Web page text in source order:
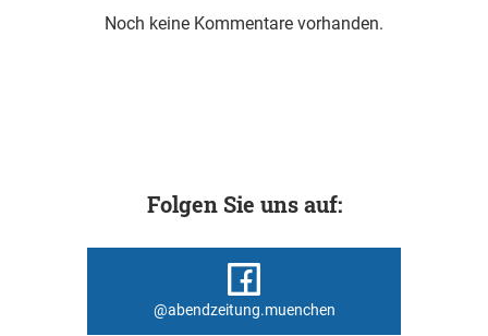
Noch keine Kommentare vorhanden.
Folgen Sie uns auf:
@abendzeitung.muenchen